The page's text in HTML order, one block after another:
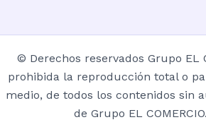
© Derechos reservados Grupo EL
prohibida la reproducción total o
medio, de todos los contenidos sin
de Grupo EL